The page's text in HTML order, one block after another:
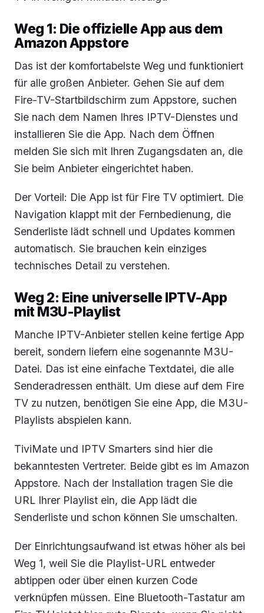
Weg 1: Die offizielle App aus dem
Amazon Appstore
Das ist der komfortabelste Weg und funktioniert
für alle großen Anbieter. Gehen Sie auf dem
Fire-TV-Startbildschirm zum Appstore, suchen
Sie nach dem Namen Ihres IPTV-Dienstes und
installieren Sie die App. Nach dem Öffnen
melden Sie sich mit Ihren Zugangsdaten an, die
Sie beim Anbieter eingerichtet haben.
Der Vorteil: Die App ist für Fire TV optimiert. Die
Navigation klappt mit der Fernbedienung, die
Senderliste lädt schnell und Updates kommen
automatisch. Sie brauchen kein einziges
technisches Detail zu verstehen.
Weg 2: Eine universelle IPTV-App
mit M3U-Playlist
Manche IPTV-Anbieter stellen keine fertige App
bereit, sondern liefern eine sogenannte M3U-
Datei. Das ist eine einfache Textdatei, die alle
Senderadressen enthält. Um diese auf dem Fire
TV zu nutzen, benötigen Sie eine App, die M3U-
Playlists abspielen kann.
TiviMate und IPTV Smarters sind hier die
bekanntesten Vertreter. Beide gibt es im Amazon
Appstore. Nach der Installation tragen Sie die
URL Ihrer Playlist ein, die App lädt die
Senderliste und schon können Sie umschalten.
Der Einrichtungsaufwand ist etwas höher als bei
Weg 1, weil Sie die Playlist-URL entweder
abtippen oder über einen kurzen Code
verknüpfen müssen. Eine Bluetooth-Tastatur am